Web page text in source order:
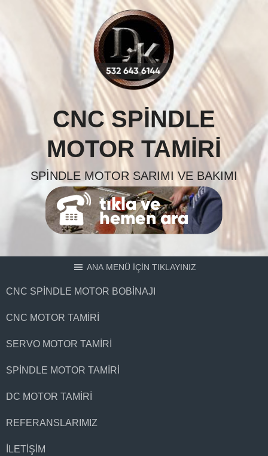
CNC SPINDLE
MOTOR TAMIRI
SPINDLE MOTOR SARIMI VE BAKIMI
ANA MENÜ İÇİN TIKLAYINIZ
CNC SPINDLE MOTOR BOBINAJI
CNC MOTOR TAMIRI
SERVO MOTOR TAMIRI
SPINDLE MOTOR TAMIRI
DC MOTOR TAMIRI
REFERANSLARIMIZ
İLETIŞIM